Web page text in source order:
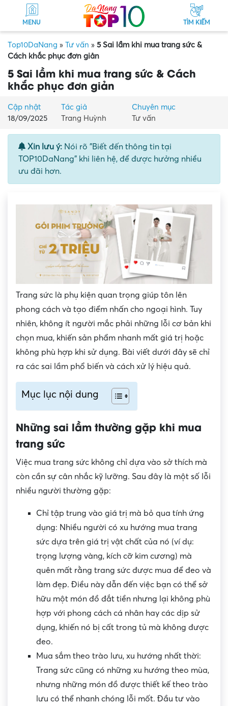
MENU TÌM KIẾM
Top10DaNang » Tư vấn » 5 Sai lầm khi mua trang sức &
Cách khắc phục đơn giản
5 Sai lầm khi mua trang sức & Cách
khắc phục đơn giản
Cập nhật
18/09/2025
Tác giả
Trang Huỳnh
Chuyên mục
Tư vấn
Xin lưu ý: Nói rõ "Biết đến thông tin tại
TOP10DaNang" khi liên hệ, để được hưởng nhiều
ưu đãi hơn.
Trang sức là phụ kiện quan trọng giúp tôn lên
phong cách và tạo điểm nhấn cho ngoại hình. Tuy
nhiên, không ít người mắc phải những lỗi cơ bản khi
chọn mua, khiến sản phẩm nhanh mất giá trị hoặc
không phù hợp khi sử dụng. Bài viết dưới đây sẽ chỉ
ra các sai lầm phổ biến và cách xử lý hiệu quả.
Mục lục nội dung
Những sai lầm thường gặp khi mua
trang sức
Việc mua trang sức không chỉ dựa vào sở thích mà
còn cần sự cân nhắc kỹ lưỡng. Sau đây là một số lỗi
nhiều người thường gặp:
Chỉ tập trung vào giá trị mà bỏ qua tính ứng
dụng: Nhiều người có xu hướng mua trang
sức dựa trên giá trị vật chất của nó (ví dụ:
trọng lượng vàng, kích cỡ kim cương) mà
quên mất rằng trang sức được mua để đeo và
làm đẹp. Điều này dẫn đến việc bạn có thể sở
hữu một món đồ đắt tiền nhưng lại không phù
hợp với phong cách cá nhân hay các dịp sử
dụng, khiến nó bị cất trong tủ mà không được
đeo.
Mua sắm theo trào lưu, xu hướng nhất thời:
Trang sức cũng có những xu hướng theo mùa,
nhưng những món đồ được thiết kế theo trào
lưu có thể nhanh chóng lỗi mốt. Đầu tư vào